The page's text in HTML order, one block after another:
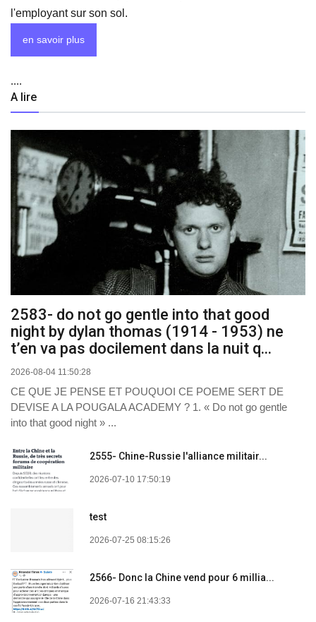
l'employant sur son sol.
en savoir plus
....
A lire
2583- do not go gentle into that good
night by dylan thomas (1914 - 1953) ne
t’en va pas docilement dans la nuit q...
2026-08-04 11:50:28
CE QUE JE PENSE ET POUQUOI CE POEME SERT DE
DEVISE A LA POUGALA ACADEMY ? 1. « Do not go gentle
into that good night » ...
2555- Chine-Russie l'alliance militair...
2026-07-10 17:50:19
test
2026-07-25 08:15:26
2566- Donc la Chine vend pour 6 millia...
2026-07-16 21:43:33